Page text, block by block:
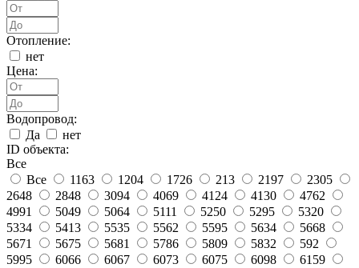
Отопление:
нет
Цена:
Водопровод:
Да
нет
ID объекта:
Все
Все
1163 1204 1726 213 2197
2305
2648
2848 3094 4069 4124 4130
4762
4991
5049 5064 5111 5250 5295
5320
5334
5413 5535 5562 5595 5634
5668
5671
5675 5681 5786 5809 5832
592
5995
6066 6067 6073 6075 6098
6159